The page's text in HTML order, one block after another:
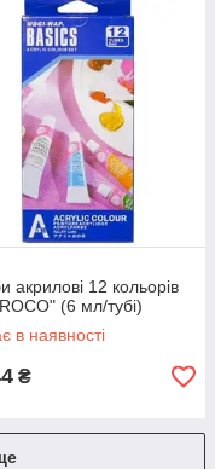
акрилові 12 кольорів
(6 мл/тубі)
в наявності
₴